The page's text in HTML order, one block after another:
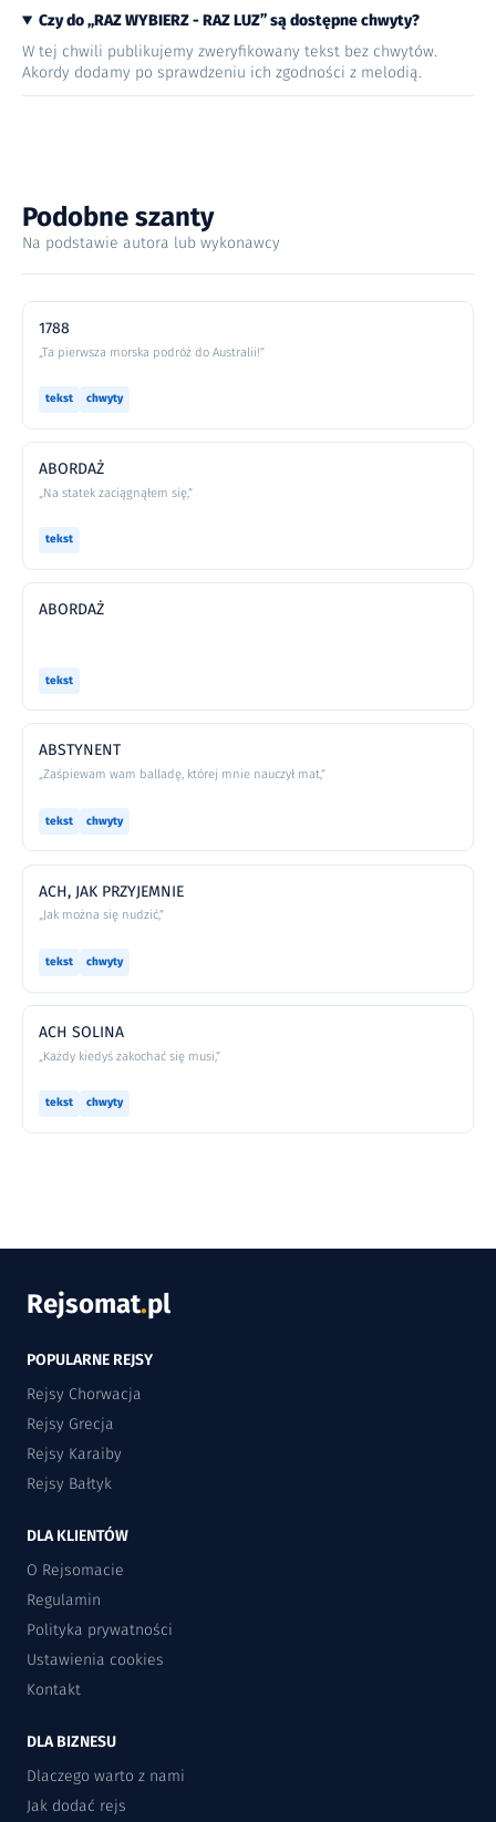
Czy do „RAZ WYBIERZ - RAZ LUZ” są dostępne chwyty?
W tej chwili publikujemy zweryfikowany tekst bez chwytów.
Akordy dodamy po sprawdzeniu ich zgodności z melodią.
Podobne szanty
Na podstawie autora lub wykonawcy
1788
„Ta pierwsza morska podróż do Australii!”
tekst chwyty
ABORDAŻ
„Na statek zaciągnąłem się,”
tekst
ABORDAŻ
tekst
ABSTYNENT
„Zaśpiewam wam balladę, której mnie nauczył mat,”
tekst chwyty
ACH, JAK PRZYJEMNIE
„Jak można się nudzić,”
tekst chwyty
ACH SOLINA
„Każdy kiedyś zakochać się musi,”
tekst chwyty
Rejsomat.pl
POPULARNE REJSY
Rejsy Chorwacja
Rejsy Grecja
Rejsy Karaiby
Rejsy Bałtyk
DLA KLIENTÓW
O Rejsomacie
Regulamin
Polityka prywatności
Ustawienia cookies
Kontakt
DLA BIZNESU
Dlaczego warto z nami
Jak dodać rejs